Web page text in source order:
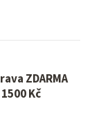
ZDARMA
Kč